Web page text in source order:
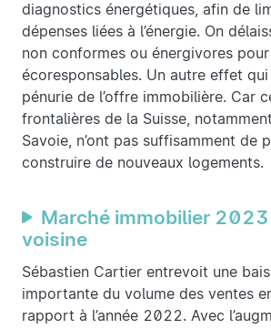
diagnostics énergétiques, afin de
dépenses liées à l’énergie. On
non conformes ou énergivores
écoresponsables. Un autre effet
pénurie de l’offre immobilière. Car
frontalières de la Suisse,
Savoie, n’ont pas suffisamment de
construire de nouveaux logements.
Marché immobilier 2023
voisine
Sébastien Cartier entrevoit une
importante du volume des ventes
rapport à l’année 2022. Avec